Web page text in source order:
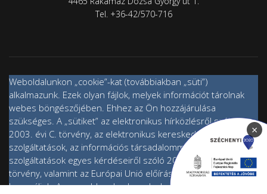
×
alkalmazunk. Ezek olyan fájlok, melyek információt tárolnak
szükséges. A „sütiket” az elektronikus hírközlésről szóló
2003. évi C. törvény, az elektronikus kereskedelmi
szolgáltatások, az információs társadalommal összefüggő
szolgáltatások egyes kérdéseiről szóló 2001. évi CVIII.
törvény, valamint az Európai Unió előírásainak megfelelően
használjuk. Azon weblapoknak, melyek az Európai Unió
országain belül működnek, a „sütik” használatához, és
ezeknek a felhasználó számítógépén vagy egyéb eszközén
történő tárolásához a felhasználók hozzájárulását kell